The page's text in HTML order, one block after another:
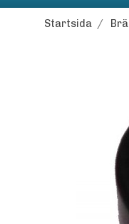
Startsida /